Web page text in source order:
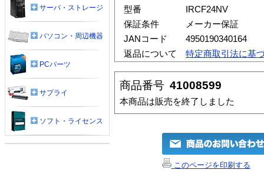
型番
IRCF24NV
保証条件
メーカー保証
JANコード
4950190340164
返品について
特定商取引法に基
商品番号 41008599
本商品は販売を終了しました
このページを印刷する
サーバ・ストレージ
パソコン・周辺機器
PCパーツ
サプライ
ソフト・ライセンス